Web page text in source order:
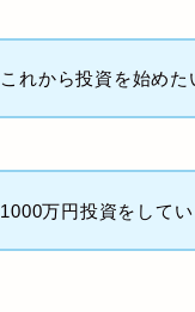
これから投資を始め
1000万円投資をして